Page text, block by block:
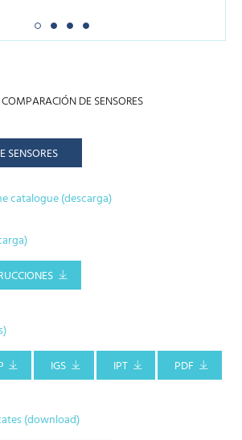
DE SENSORES
SENSORES
catalogue (descarga)
IGS IPT PDF
(download)